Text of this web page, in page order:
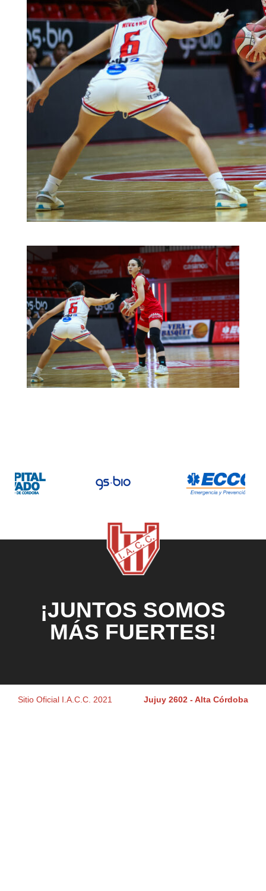
¡JUNTOS SOMOS
MÁS FUERTES!
Sitio Oficial I.A.C.C. 2021 Jujuy 2602 - Alta Córdoba